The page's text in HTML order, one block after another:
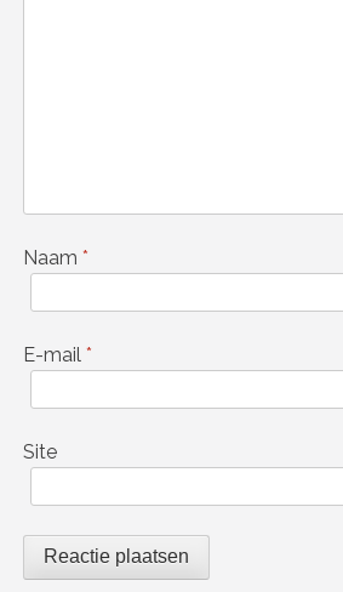
Naam *
E-mail *
Site